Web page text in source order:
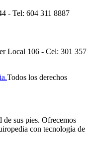
- Tel: 604 311 8887
Local 106 - Cel: 301 357
Todos los derechos
sus pies. Ofrecemos
con tecnología de